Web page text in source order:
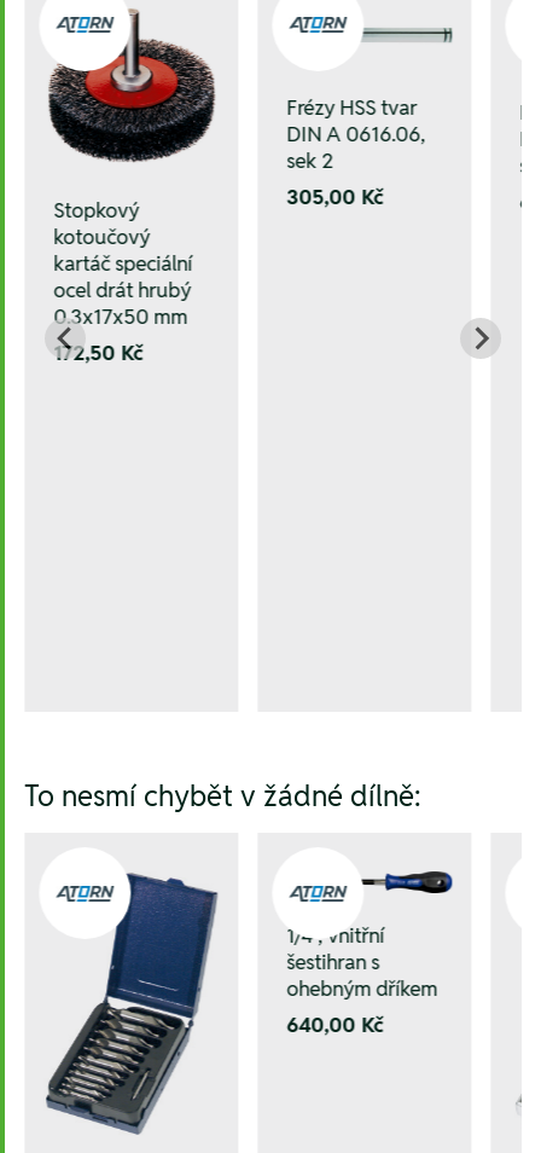
Stopkový
kotoučový
kartáč speciální
ocel drát hrubý
0.3x17x50 mm
172,50 Kč
Frézy HSS tvar
DIN A 0616.06,
sek 2
305,00 Kč
To nesmí chybět v žádné dílně:
1/4", vnitřní
šestihran s
ohebným dříkem
640,00 Kč